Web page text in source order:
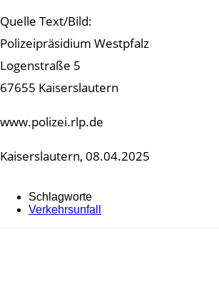
Quelle Text/Bild:
Polizeipräsidium Westpfalz
Logenstraße 5
67655 Kaiserslautern
www.polizei.rlp.de
Kaiserslautern, 08.04.2025
Schlagworte
Verkehrsunfall